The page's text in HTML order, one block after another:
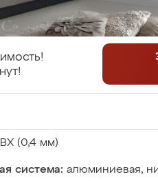
(0,4 мм)
система: алюминиевая,